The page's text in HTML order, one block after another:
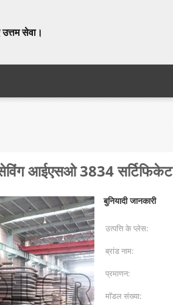
सेवा।
सेविंग आईएसओ 3834 सर्टिफिकेट
बुनियादी जानकारी
उत्पत्ति के प्लेस:
ब्रांड नाम:
प्रमाणन:
मॉडल संख्या: